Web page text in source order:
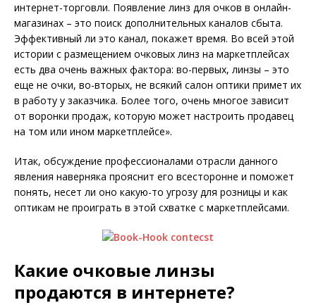
интернет-торговли. Появление линз для очков в онлайн-
магазинах – это поиск дополнительных каналов сбыта.
Эффективный ли это канал, покажет время. Во всей этой
истории с размещением очковых линз на маркетплейсах
есть два очень важных фактора: во-первых, линзы – это
еще не очки, во-вторых, не всякий салон оптики примет их
в работу у заказчика. Более того, очень многое зависит
от воронки продаж, которую может настроить продавец
на том или ином маркетплейсе».
Итак, обсуждение профессионалами отрасли данного
явления наверняка прояснит его всесторонне и поможет
понять, несет ли оно какую-то угрозу для розницы и как
оптикам не проиграть в этой схватке с маркетплейсами.
Какие очковые линзы
продаются в интернете?